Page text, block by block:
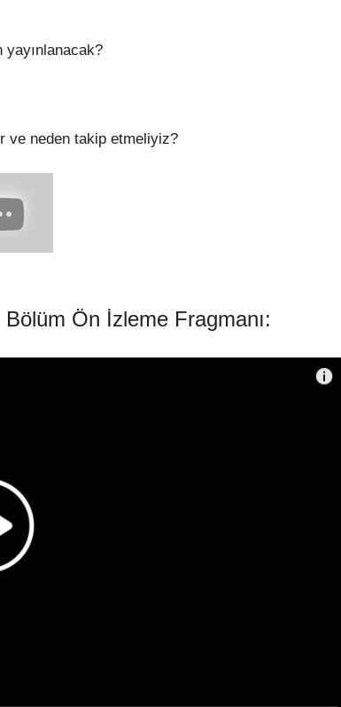
yayınlanacak?
ve neden takip etmeliyiz?
Ön İzleme Fragmanı: